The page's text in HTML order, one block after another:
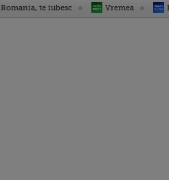
Romania, te iubesc Vremea